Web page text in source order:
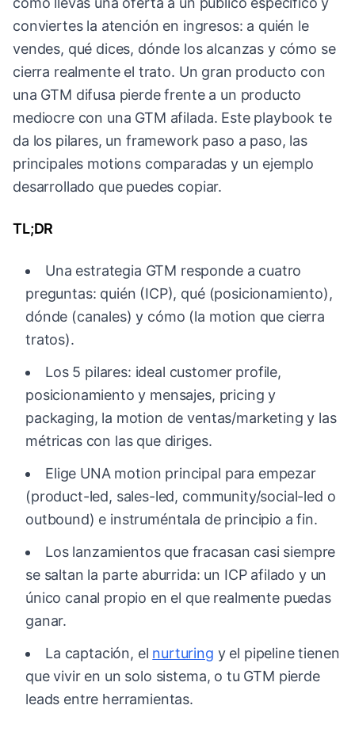
conviertes la atención en ingresos: a quién le
vendes, qué dices, dónde los alcanzas y cómo se
cierra realmente el trato. Un gran producto con
una GTM difusa pierde frente a un producto
mediocre con una GTM afilada. Este playbook te
da los pilares, un framework paso a paso, las
principales motions comparadas y un ejemplo
desarrollado que puedes copiar.
TL;DR
Una estrategia GTM responde a cuatro
preguntas: quién (ICP), qué (posicionamiento),
dónde (canales) y cómo (la motion que cierra
tratos).
Los 5 pilares: ideal customer profile,
posicionamiento y mensajes, pricing y
packaging, la motion de ventas/marketing y las
métricas con las que diriges.
Elige UNA motion principal para empezar
(product-led, sales-led, community/social-led o
outbound) e instruméntala de principio a fin.
Los lanzamientos que fracasan casi siempre
se saltan la parte aburrida: un ICP afilado y un
único canal propio en el que realmente puedas
ganar.
La captación, el nurturing y el pipeline tienen
que vivir en un solo sistema, o tu GTM pierde
leads entre herramientas.